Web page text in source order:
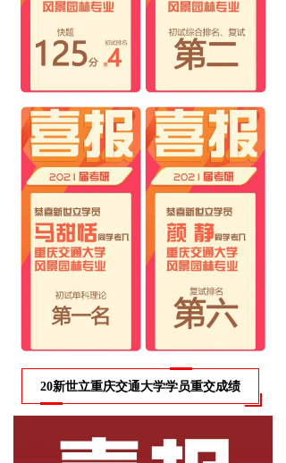
20新世立重庆交通大学学员重交成绩